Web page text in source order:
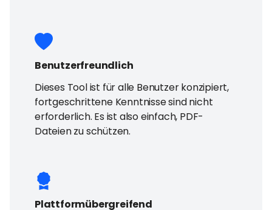
Benutzerfreundlich
Dieses Tool ist für alle Benutzer konzipiert,
fortgeschrittene Kenntnisse sind nicht
erforderlich. Es ist also einfach, PDF-
Dateien zu schützen.
Plattformübergreifend